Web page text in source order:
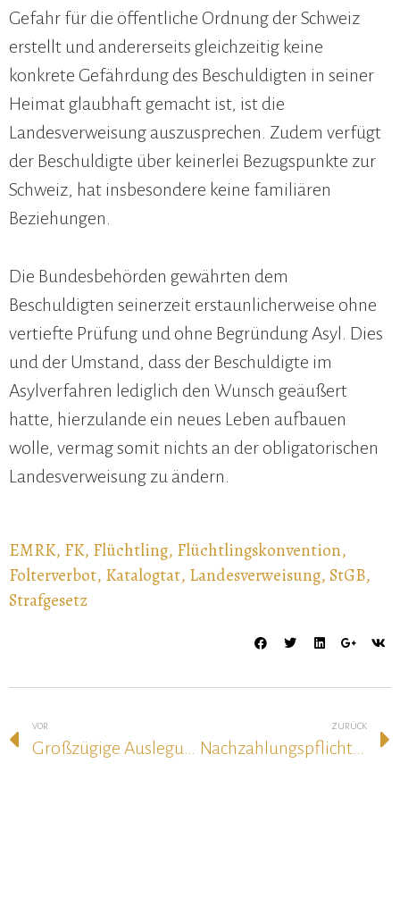
Gefahr für die öffentliche Ordnung der Schweiz
erstellt und andererseits gleichzeitig keine
konkrete Gefährdung des Beschuldigten in seiner
Heimat glaubhaft gemacht ist, ist die
Landesverweisung auszusprechen. Zudem verfügt
der Beschuldigte über keinerlei Bezugspunkte zur
Schweiz, hat insbesondere keine familiären
Beziehungen.
Die Bundesbehörden gewährten dem
Beschuldigten seinerzeit erstaunlicherweise ohne
vertiefte Prüfung und ohne Begründung Asyl. Dies
und der Umstand, dass der Beschuldigte im
Asylverfahren lediglich den Wunsch geäußert
hatte, hierzulande ein neues Leben aufbauen
wolle, vermag somit nichts an der obligatorischen
Landesverweisung zu ändern.
EMRK, FK, Flüchtling, Flüchtlingskonvention,
Folterverbot, Katalogtat, Landesverweisung, StGB,
Strafgesetz
VOR ZURÜCK
Nachzahlungspflicht bei der unentgeltlichen Rechtspflege